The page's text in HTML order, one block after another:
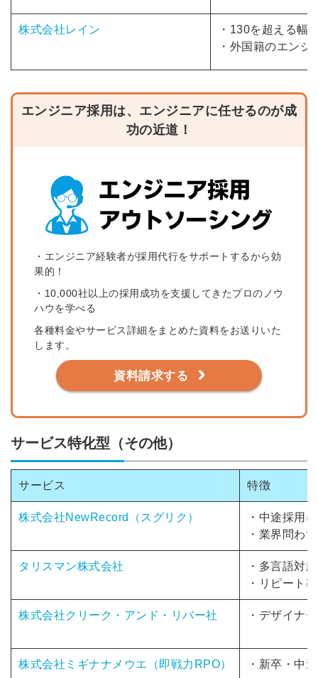
株式会社レイン
・130を超える幅
・外国籍のエン
エンジニア採用は、エンジニアに任せるのが成
功の近道！
・エンジニア経験者が採用代行をサポートするから効
果的！
・10,000社以上の採用成功を支援してきたプロのノウ
ハウを学べる
各種料金やサービス詳細をまとめた資料をお送りいた
します。
資料請求する
サービス特化型（その他）
サービス 特徴
株式会社NewRecord（スグリク） ・ 中途採用
・業界問わ
タリスマン株式会社
・多言語対
・リピート
株式会社クリーク・アンド・リバー社 ・デザイナ
株式会社ミギナナメウエ（即戦力RPO） ・新卒・中